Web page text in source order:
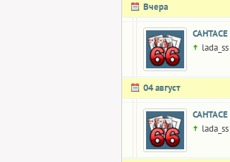
Вчера
САНТАСЕ
lada_ss
04 август
САНТАСЕ
lada_ss